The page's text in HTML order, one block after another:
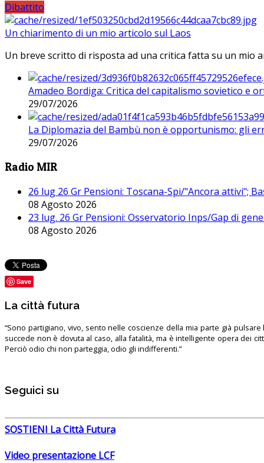
Dibattito
Un chiarimento di un mio articolo sul Laos
Un breve scritto di risposta ad una critica fatta su un mio
Amadeo Bordiga: Critica del capitalismo sovietico e
29/07/2026
La Diplomazia del Bambù non è opportunismo: gli
29/07/2026
Radio MIR
26 lug 26 Gr Pensioni: Toscana-Spi/"Ancora attivi";
08 Agosto 2026
23 lug. 26 Gr Pensioni: Osservatorio Inps/Gap di
08 Agosto 2026
Save
La città futura
“Sono partigiano, vivo, sento nelle coscienze della mia parte già pulsare
succede non è dovuta al caso, alla fatalità, ma è intelligente opera dei
Perciò odio chi non parteggia, odio gli indifferenti.”
Seguici su
SOSTIENI La Città Futura
Video presentazione LCF